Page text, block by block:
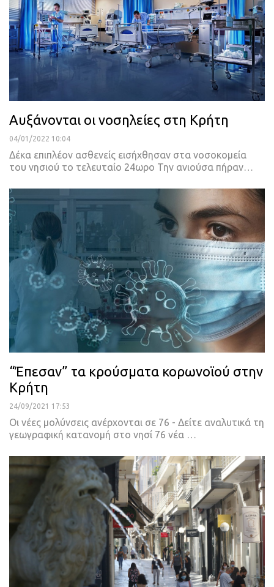
Αυξάνονται οι νοσηλείες στη Κρήτη
04/01/2022 10:04
Δέκα επιπλέον ασθενείς εισήχθησαν στα νοσοκομεία
του νησιού το τελευταίο 24ωρο Την ανιούσα πήραν…
“Έπεσαν” τα κρούσματα κορωνοϊού στην
Κρήτη
24/09/2021 17:53
Οι νέες μολύνσεις ανέρχονται σε 76 - Δείτε αναλυτικά τη
γεωγραφική κατανομή στο νησί 76 νέα